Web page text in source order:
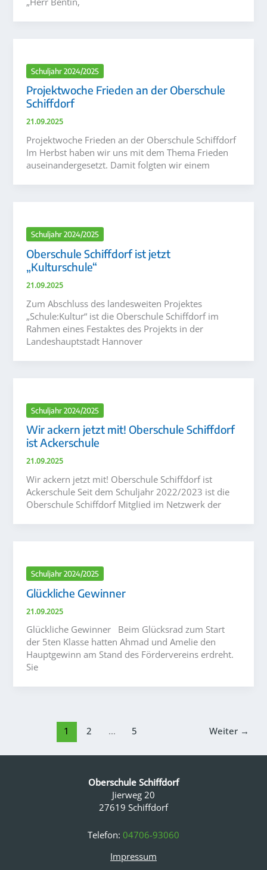
Schuljahr 2024/2025
Projektwoche Frieden an der Oberschule
Schiffdorf
21.09.2025
Projektwoche Frieden an der Oberschule Schiffdorf
Im Herbst haben wir uns mit dem Thema Frieden
auseinandergesetzt. Damit folgten wir einem
Schuljahr 2024/2025
Oberschule Schiffdorf ist jetzt
„Kulturschule“
21.09.2025
Zum Abschluss des landesweiten Projektes
„Schule:Kultur“ ist die Oberschule Schiffdorf im
Rahmen eines Festaktes des Projekts in der
Landeshauptstadt Hannover
Schuljahr 2024/2025
Wir ackern jetzt mit! Oberschule Schiffdorf
ist Ackerschule
21.09.2025
Wir ackern jetzt mit! Oberschule Schiffdorf ist
Ackerschule Seit dem Schuljahr 2022/2023 ist die
Oberschule Schiffdorf Mitglied im Netzwerk der
Schuljahr 2024/2025
Glückliche Gewinner
21.09.2025
Glückliche Gewinner Beim Glücksrad zum Start
der 5ten Klasse hatten Ahmad und Amelie den
Hauptgewinn am Stand des Fördervereins erdreht.
Sie
1 2 … 5 Weiter →
Oberschule Schiffdorf
Jierweg 20
27619 Schiffdorf
Telefon: 04706-93060
Impressum